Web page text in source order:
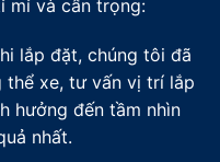
mỉ và cẩn trọng:
lắp đặt, chúng tôi đã
thể xe, tư vấn vị trí lắp
hưởng đến tầm nhìn
nhất.